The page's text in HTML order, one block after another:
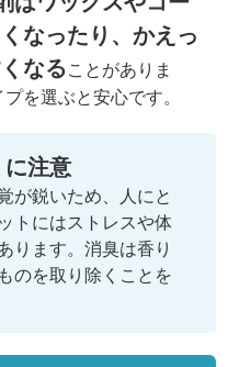
なったり、かえっ
なる ことがありま
を選ぶと安心です。
に注意
が鋭いため、人にと
トにはストレスや体
ります。消臭は香り
のを取り除くことを